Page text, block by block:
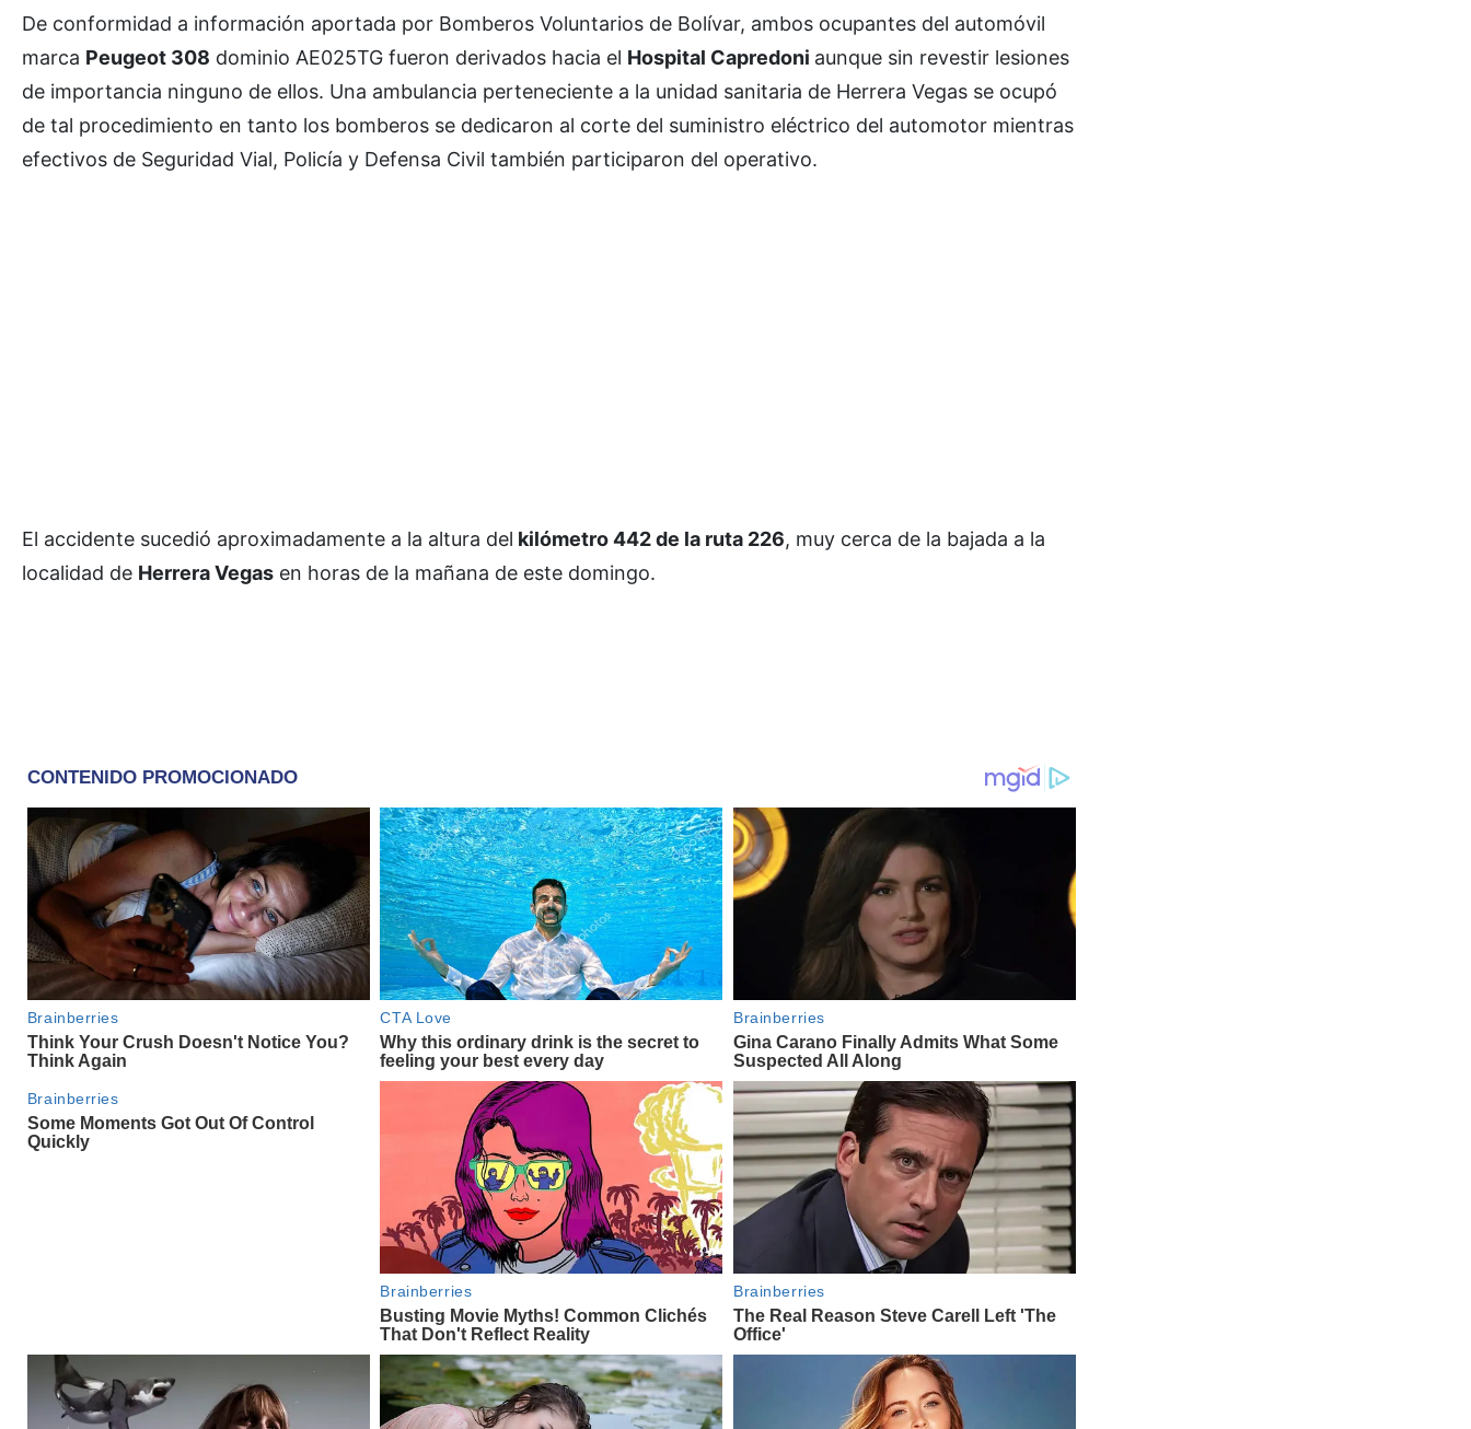
De conformidad a información aportada por Bomberos Voluntarios de Bolívar, ambos ocupantes del automóvil
marca Peugeot 308 dominio AE025TG fueron derivados hacia el Hospital Capredoni aunque sin revestir lesiones
de importancia ninguno de ellos. Una ambulancia perteneciente a la unidad sanitaria de Herrera Vegas se ocupó
de tal procedimiento en tanto los bomberos se dedicaron al corte del suministro eléctrico del automotor mientras
efectivos de Seguridad Vial, Policía y Defensa Civil también participaron del operativo.
El accidente sucedió aproximadamente a la altura del kilómetro 442 de la ruta 226, muy cerca de la bajada a la
localidad de Herrera Vegas en horas de la mañana de este domingo.